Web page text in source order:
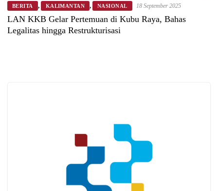
BERITA , KALIMANTAN , NASIONAL 18 September 2025
LAN KKB Gelar Pertemuan di Kubu Raya, Bahas
Legalitas hingga Restrukturisasi